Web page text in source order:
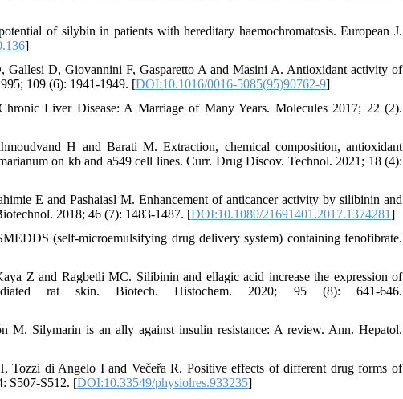
of silybin in patients with hereditary haemochromatosis. European J.
]
D, Giovannini F, Gasparetto A and Masini A. Antioxidant activity of
109 (6): 1941-1949. [DOI:10.1016/0016-5085(95)90762-9]
Liver Disease: A Marriage of Many Years. Molecules 2017; 22 (2).
H and Barati M. Extraction, chemical composition, antioxidant
on kb and a549 cell lines. Curr. Drug Discov. Technol. 2021; 18 (4):
E and Pashaiasl M. Enhancement of anticancer activity by silibinin and
2018; 46 (7): 1483-1487. [DOI:10.1080/21691401.2017.1374281]
(self-microemulsifying drug delivery system) containing fenofibrate.
Z and Ragbetli MC. Silibinin and ellagic acid increase the expression of
rat skin. Biotech. Histochem. 2020; 95 (8): 641-646.
M. Silymarin is an ally against insulin resistance: A review. Ann. Hepatol.
di Angelo I and Večeřa R. Positive effects of different drug forms of
S507-S512. [DOI:10.33549/physiolres.933235]